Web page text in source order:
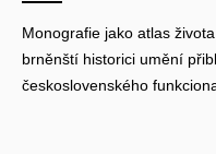
Monografie jako atlas
brněnští historici umění
československého